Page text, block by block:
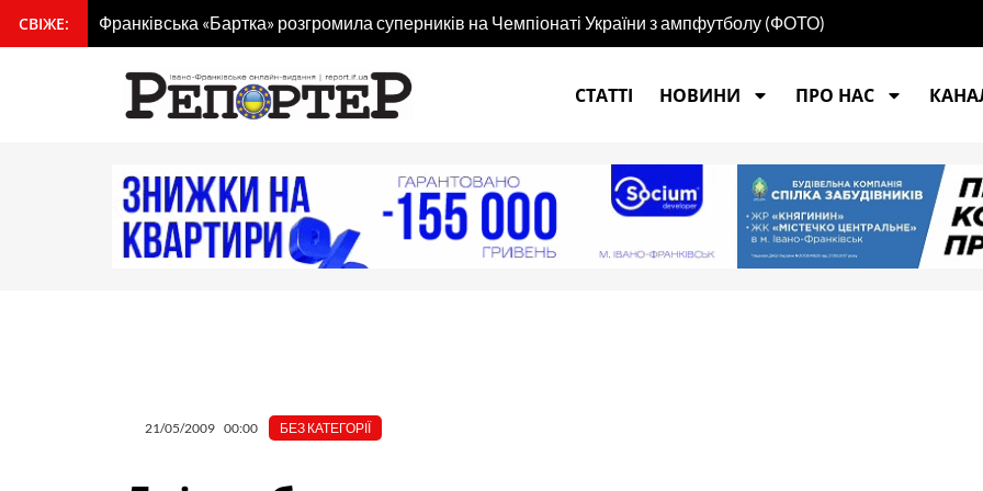
вмісту
СВІЖЕ: У Коломиї погасили поштову марку на честь краєзнавця та журналіста Василя Нагірного
СТАТТІ
НОВИНИ ПРО НАС
21/05/2009 00:00 БЕЗ КАТЕГОРІЇ